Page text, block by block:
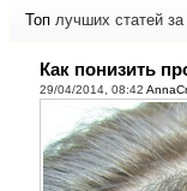
Топ лучших статей
Как понизить
29/04/2014, 08:42